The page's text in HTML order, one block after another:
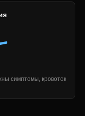
симптомы, кровоток